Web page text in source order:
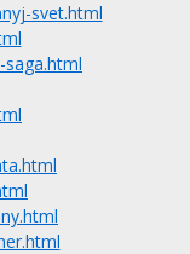
svet.html